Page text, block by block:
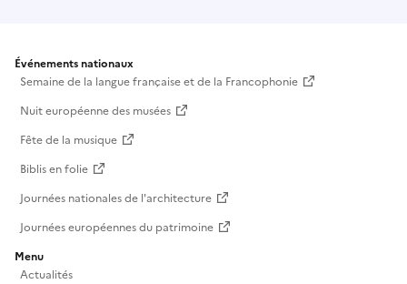
Événements nationaux
Semaine de la langue française et de la Francophonie
Nuit européenne des musées
Fête de la musique
Biblis en folie
Journées nationales de l'architecture
Journées européennes du patrimoine
Menu
Actualités